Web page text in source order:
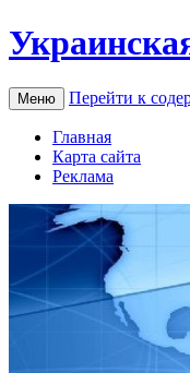
Меню Перейти к
Главная
Карта сайта
Реклама